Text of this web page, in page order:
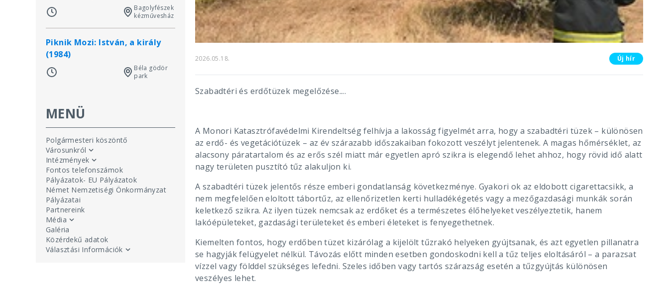
Bagolyfészek
kézművesház
Piknik Mozi: István, a király
(1984)
Béla gödör
park
MENÜ
Polgármesteri köszöntő
Városunkról
Intézmények
Fontos telefonszámok
Pályázatok- EU Pályázatok
Német Nemzetiségi Önkormányzat
Pályázatai
Partnereink
Média
Galéria
Közérdekű adatok
Választási Információk
2026.05.18. Új hír
Szabadtéri és erdőtüzek megelőzése....
A Monori Katasztrófavédelmi Kirendeltség felhívja a lakosság figyelmét arra, hogy a szabadtéri tüzek – különösen
az erdő- és vegetációtüzek – az év szárazabb időszakaiban fokozott veszélyt jelentenek. A magas hőmérséklet, az
alacsony páratartalom és az erős szél miatt már egyetlen apró szikra is elegendő lehet ahhoz, hogy rövid idő alatt
nagy területen pusztító tűz alakuljon ki.
A szabadtéri tüzek jelentős része emberi gondatlanság következménye. Gyakori ok az eldobott cigarettacsikk, a
nem megfelelően eloltott tábortűz, az ellenőrizetlen kerti hulladékégetés vagy a mezőgazdasági munkák során
keletkező szikra. Az ilyen tüzek nemcsak az erdőket és a természetes élőhelyeket veszélyeztetik, hanem
lakóépületeket, gazdasági területeket és emberi életeket is fenyegethetnek.
Kiemelten fontos, hogy erdőben tüzet kizárólag a kijelölt tűzrakó helyeken gyújtsanak, és azt egyetlen pillanatra
se hagyják felügyelet nélkül. Távozás előtt minden esetben gondoskodni kell a tűz teljes eloltásáról – a parazsat
vízzel vagy földdel szükséges lefedni. Szeles időben vagy tartós szárazság esetén a tűzgyújtás különösen
veszélyes lehet.